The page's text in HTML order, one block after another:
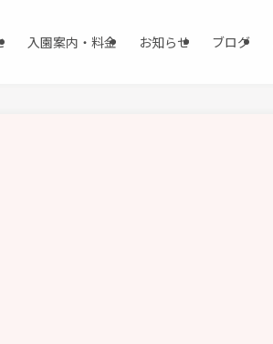
入園案内・料金 お知らせ ブログ